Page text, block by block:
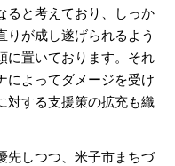
ると考えており、しっか
りが成し遂げられるよう
に置いております。それ
によってダメージを受け
対する支援策の拡充も織
先しつつ、米子市まちづ